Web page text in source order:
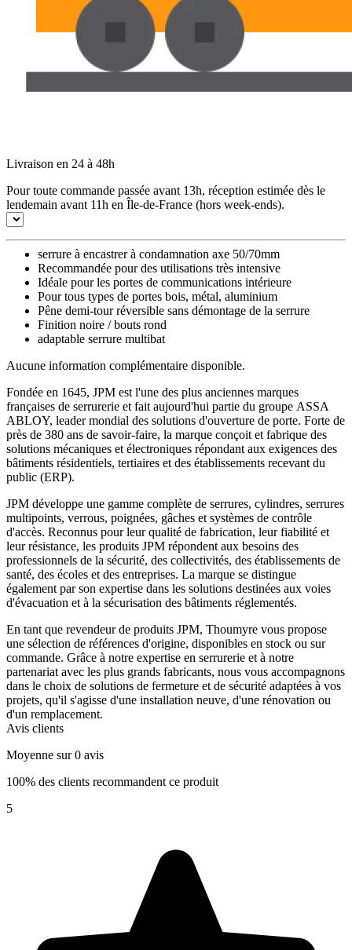
Livraison en 24 à 48h
Pour toute commande passée avant 13h, réception estimée dès le
lendemain avant 11h en Île-de-France (hors week-ends).
serrure à encastrer à condamnation axe 50/70mm
Recommandée pour des utilisations très intensive
Idéale pour les portes de communications intérieure
Pour tous types de portes bois, métal, aluminium
Pêne demi-tour réversible sans démontage de la serrure
Finition noire / bouts rond
adaptable serrure multibat
Aucune information complémentaire disponible.
Fondée en 1645, JPM est l'une des plus anciennes marques
françaises de serrurerie et fait aujourd'hui partie du groupe ASSA
ABLOY, leader mondial des solutions d'ouverture de porte. Forte de
près de 380 ans de savoir-faire, la marque conçoit et fabrique des
solutions mécaniques et électroniques répondant aux exigences des
bâtiments résidentiels, tertiaires et des établissements recevant du
public (ERP).
JPM développe une gamme complète de serrures, cylindres, serrures
multipoints, verrous, poignées, gâches et systèmes de contrôle
d'accès. Reconnus pour leur qualité de fabrication, leur fiabilité et
leur résistance, les produits JPM répondent aux besoins des
professionnels de la sécurité, des collectivités, des établissements de
santé, des écoles et des entreprises. La marque se distingue
également par son expertise dans les solutions destinées aux voies
d'évacuation et à la sécurisation des bâtiments réglementés.
En tant que revendeur de produits JPM, Thoumyre vous propose
une sélection de références d'origine, disponibles en stock ou sur
commande. Grâce à notre expertise en serrurerie et à notre
partenariat avec les plus grands fabricants, nous vous accompagnons
dans le choix de solutions de fermeture et de sécurité adaptées à vos
projets, qu'il s'agisse d'une installation neuve, d'une rénovation ou
d'un remplacement.
Avis clients
Moyenne sur 0 avis
100% des clients recommandent ce produit
5